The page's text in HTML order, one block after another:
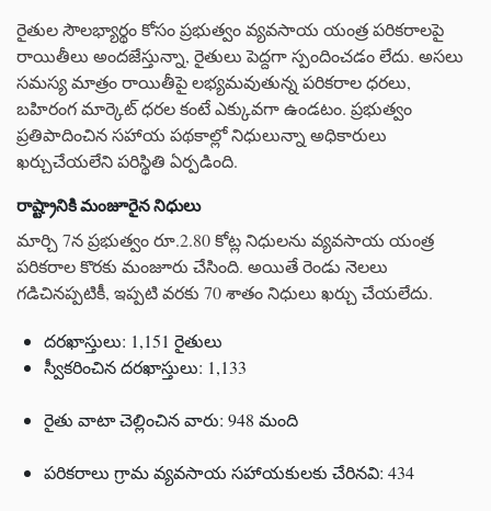
రైతుల సౌలభ్యార్థం కోసం ప్రభుత్వం వ్యవసాయ యంత్ర పరికరాలపై
రాయితీలు అందజేస్తున్నా, రైతులు పెద్దగా స్పందించడం లేదు. అసలు
సమస్య మాత్రం రాయితీపై లభ్యమవుతున్న పరికరాల ధరలు,
బహిరంగ మార్కెట్ ధరల కంటే ఎక్కువగా ఉండటం. ప్రభుత్వం
ప్రతిపాదించిన సహాయ పథకాల్లో నిధులున్నా అధికారులు
ఖర్చుచేయలేని పరిస్థితి ఏర్పడింది.
రాష్ట్రానికి మంజూరైన నిధులు
మార్చి 7న ప్రభుత్వం రూ.2.80 కోట్ల నిధులను వ్యవసాయ యంత్ర
పరికరాల కొరకు మంజూరు చేసింది. అయితే రెండు నెలలు
గడిచినప్పటికీ, ఇప్పటి వరకు 70 శాతం నిధులు ఖర్చు చేయలేదు.
దరఖాస్తులు: 1,151 రైతులు
స్వీకరించిన దరఖాస్తులు: 1,133
రైతు వాటా చెల్లించిన వారు: 948 మంది
పరికరాలు గ్రామ వ్యవసాయ సహాయకులకు చేరినవి: 434